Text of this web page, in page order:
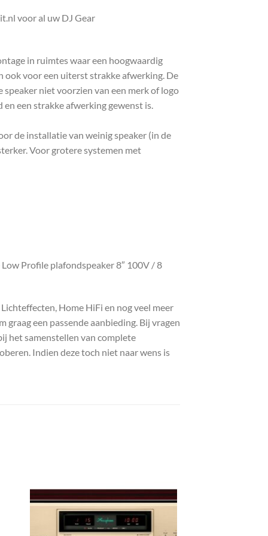
voor al uw DJ Gear
in ruimtes waar een hoogwaardig
ook voor een uiterst strakke afwerking. De
speaker niet voorzien van een merk of logo
een strakke afwerking gewenst is.
de installatie van weinig speaker (in de
Voor grotere systemen met
Profile plafondspeaker 8″ 100V / 8
Home HiFi en nog veel meer
een passende aanbieding. Bij vragen
het samenstellen van complete
Indien deze toch niet naar wens is
Toevoegen
aan
wenslijst